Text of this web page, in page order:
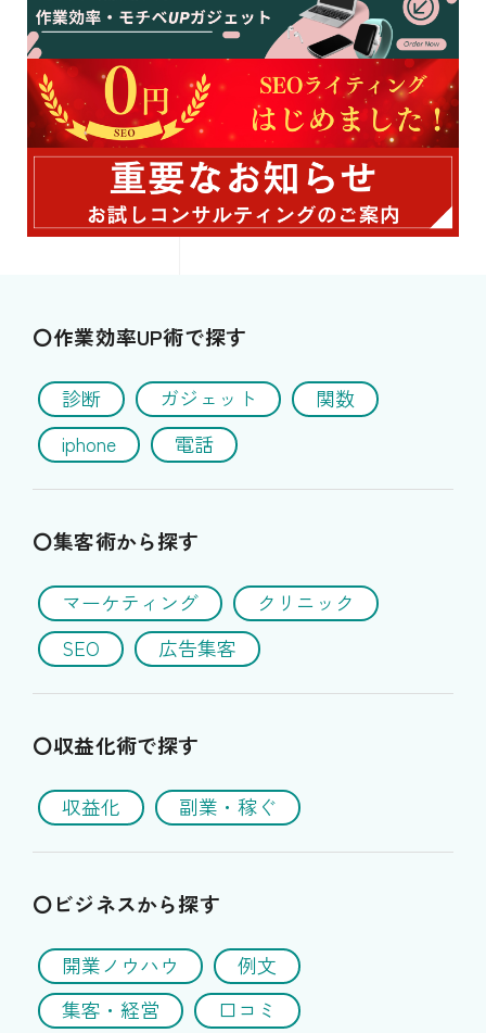
〇作業効率UP術で探す
診断 ガジェット
関数
iphone
電話
〇集客術から探す
マーケティング
クリニック
SEO
広告集客
〇収益化術で探す
収益化 副業・稼ぐ
〇ビジネスから探す
開業ノウハウ
例文
集客・経営
口コミ